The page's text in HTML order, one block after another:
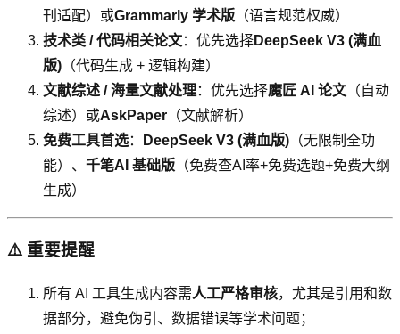
刊适配）或Grammarly 学术版 （语言规范权威）
技术类 / 代码相关论文：优先选择DeepSeek V3 (满血
版) （代码生成 + 逻辑构建）
文献综述 / 海量文献处理：优先选择魔匠 AI 论文 （自动
综述）或AskPaper （文献解析）
免费工具首选： DeepSeek V3 (满血版) （无限制全功
能）、 千笔AI 基础版 （免费查AI率+免费选题+免费大纲
生成）
⚠️ 重要提醒
所有 AI 工具生成内容需人工严格审核，尤其是引用和数
据部分，避免伪引、数据错误等学术问题；